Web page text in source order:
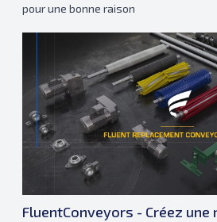
pour une bonne raison
FluentConveyors - Créez une